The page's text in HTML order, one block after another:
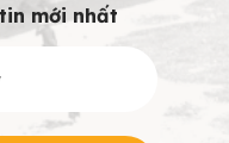
mới nhất